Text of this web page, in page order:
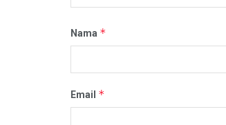
Nama *
Email *